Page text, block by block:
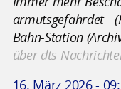
armutsgefährdet -
Bahn-Station
über dts
16. März 2026 -